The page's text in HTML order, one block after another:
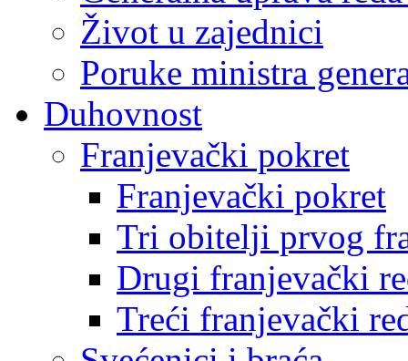
Život u zajednici
Poruke ministra
Duhovnost
Franjevački pokret
Franjevački pokret
Tri obitelji prvog
Drugi franjevački
Treći franjevački